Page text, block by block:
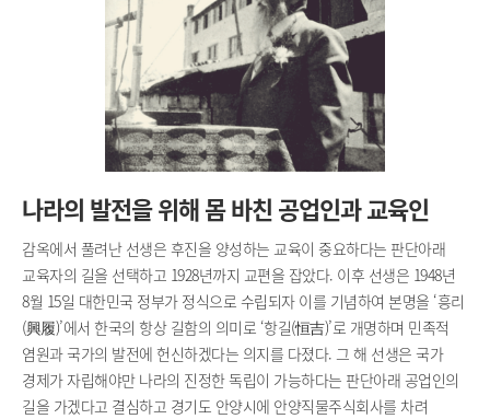
나라의 발전을 위해 몸 바친 공업인과 교육인
감옥에서 풀려난 선생은 후진을 양성하는 교육이 중요하다는 판단아래
교육자의 길을 선택하고 1928년까지 교편을 잡았다. 이후 선생은 1948년
8월 15일 대한민국 정부가 정식으로 수립되자 이를 기념하여 본명을 ‘흥리
(興履)’에서 한국의 항상 길함의 의미로 ‘항길(恒吉)’로 개명하며 민족적
염원과 국가의 발전에 헌신하겠다는 의지를 다졌다. 그 해 선생은 국가
경제가 자립해야만 나라의 진정한 독립이 가능하다는 판단아래 공업인의
길을 가겠다고 결심하고 경기도 안양시에 안양직물주식회사를 차려